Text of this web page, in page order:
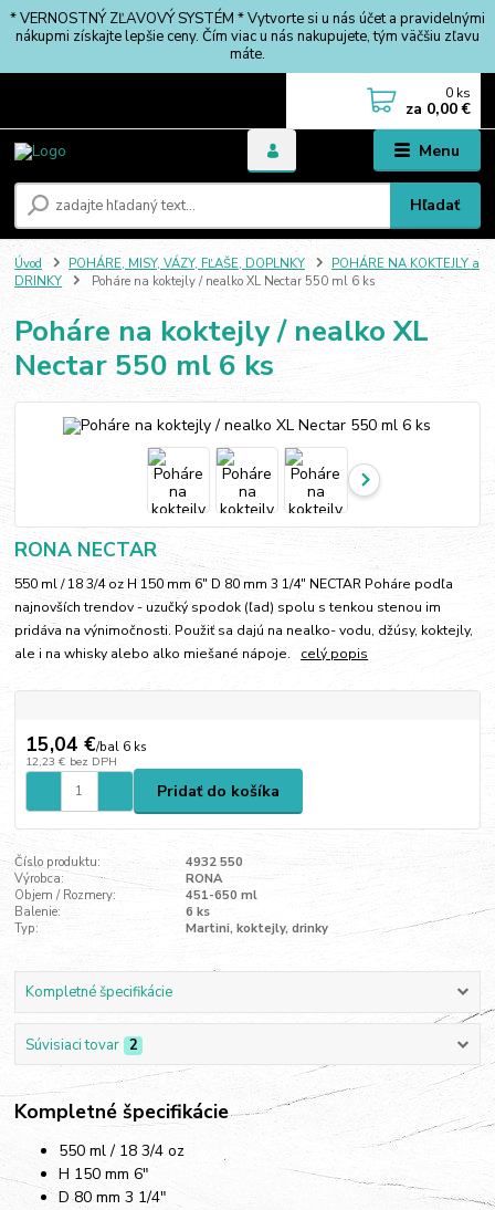
* VERNOSTNÝ ZĽAVOVÝ SYSTÉM * Vytvorte si u nás účet a pravidelnými
nákupmi získajte lepšie ceny. Čím viac u nás nakupujete, tým väčšiu zľavu
máte.
Menu
Hľadať
0 ks
za 0,00 €
Úvod POHÁRE, MISY, VÁZY, FĽAŠE, DOPLNKY
POHÁRE NA KOKTEJLY a
DRINKY
Poháre na koktejly / nealko XL Nectar 550 ml 6 ks
Poháre na koktejly / nealko XL
Nectar 550 ml 6 ks
RONA NECTAR
550 ml / 18 3/4 oz H 150 mm 6" D 80 mm 3 1/4" NECTAR Poháre podľa
najnovších trendov - uzučký spodok (ľad) spolu s tenkou stenou im
pridáva na výnimočnosti. Použiť sa dajú na nealko- vodu, džúsy, koktejly,
ale i na whisky alebo alko miešané nápoje. celý popis
15,04 €/bal 6 ks
12,23 € bez DPH
Pridať do košíka
Číslo produktu:
4932 550
Výrobca:
RONA
Objem / Rozmery:
451-650 ml
Balenie:
6 ks
Typ:
Martini, koktejly, drinky
Kompletné špecifikácie
Súvisiaci tovar 2
Kompletné špecifikácie
550 ml / 18 3/4 oz
H 150 mm 6"
D 80 mm 3 1/4"